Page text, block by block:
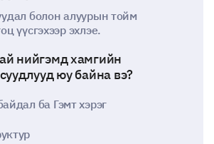
болон алуурын тойм
үүсгэхээр эхлэе.
нийгэмд хамгийн
юу байна вэ?
ба Гэмт хэрэг